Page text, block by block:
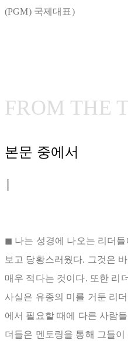
(PGM) 국제대표)
FROM THE
본문 중에서
◼ 나는 성경에 나오는 리더
보고 당황스러웠다. 그것은
매우 적다는 것이다. 또한 리
사실은 유종의 미를 거둔 리
에서 필요할 때에 다른 사람
더들은 멘토링을 통해 그들